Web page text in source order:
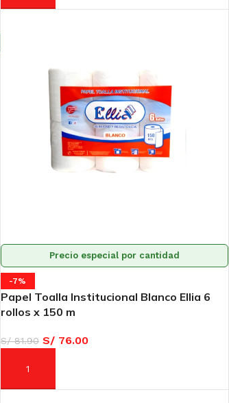
Precio especial por cantidad
-7%
Papel Toalla Institucional Blanco Ellia 6
rollos x 150 m
S/81.90 S/76.00
AÑADIR AL CARRITO